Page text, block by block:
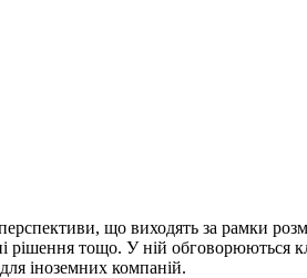
що виходять за рамки
рішення тощо. У ній обговорюються
іноземних компаній.